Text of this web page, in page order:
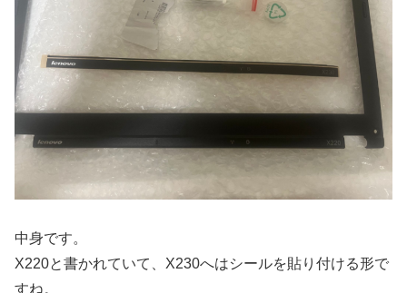
中身です。
X220と書かれていて、X230へはシールを貼り付ける形で
すね。